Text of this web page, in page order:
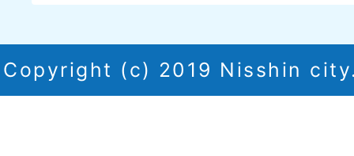
Copyright (c) 2019 Nisshin